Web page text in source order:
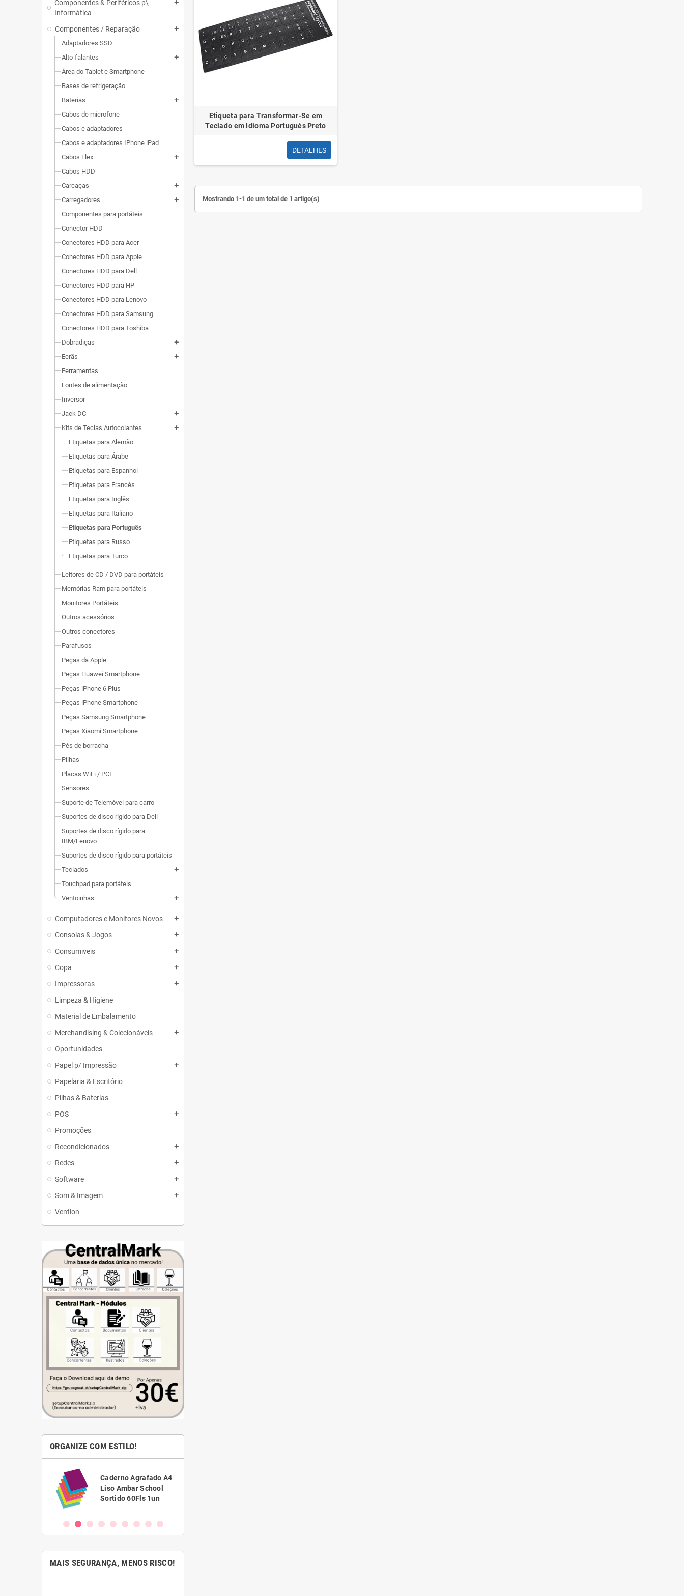
Componentes & Periféricos p\
Informática
add
Componentes / Reparação add
Adaptadores SSD
Alto-falantes
add
Área do Tablet e Smartphone
Bases de refrigeração
Baterias
add
Cabos de microfone
Cabos e adaptadores
Cabos e adaptadores IPhone iPad
Cabos Flex
add
Cabos HDD
Carcaças
add
Carregadores add
Componentes para portáteis
Conector HDD
Conectores HDD para Acer
Conectores HDD para Apple
Conectores HDD para Dell
Conectores HDD para HP
Conectores HDD para Lenovo
Conectores HDD para Samsung
Conectores HDD para Toshiba
Dobradiças
add
Ecrãs add
Ferramentas
Fontes de alimentação
Inversor
Jack DC
add
Kits de Teclas Autocolantes add
Etiquetas para Alemão
Etiquetas para Árabe
Etiquetas para Espanhol
Etiquetas para Francés
Etiquetas para Inglês
Etiquetas para Italiano
Etiquetas para Português
Etiquetas para Russo
Etiquetas para Turco
Leitores de CD / DVD para portáteis
Memórias Ram para portáteis
Monitores Portáteis
Outros acessórios
Outros conectores
Parafusos
Peças da Apple
Peças Huawei Smartphone
Peças iPhone 6 Plus
Peças iPhone Smartphone
Peças Samsung Smartphone
Peças Xiaomi Smartphone
Pés de borracha
Pilhas
Placas WiFi / PCI
Sensores
Suporte de Telemóvel para carro
Suportes de disco rígido para Dell
Suportes de disco rígido para
IBM/Lenovo
Suportes de disco rígido para portáteis
Teclados
add
Touchpad para portáteis
Ventoinhas
add
Computadores e Monitores Novos add
Consolas & Jogos add
Consumiveis add
Copa add
Impressoras add
Limpeza & Higiene
Material de Embalamento
Merchandising & Colecionáveis
add
Oportunidades
Papel p/ Impressão
add
Papelaria & Escritório
Pilhas & Baterias
POS
add
Promoções
Recondicionados
add
Redes add
Software add
Som & Imagem add
Vention
ORGANIZE COM ESTILO!
Caderno Agrafado A4
Liso Ambar School
Sortido 60Fls 1un
MAIS SEGURANÇA, MENOS RISCO!
Etiqueta para Transformar-Se em
Teclado em Idioma Portugués Preto
DETALHES
Mostrando 1-1 de um total de 1 artigo(s)